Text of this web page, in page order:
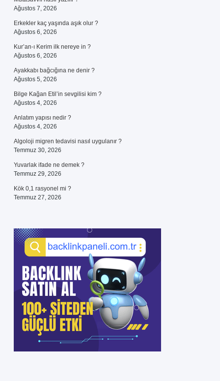
Ağustos 7, 2026
Erkekler kaç yaşında aşık olur ?
Ağustos 6, 2026
Kur’an-ı Kerim ilk nereye in ?
Ağustos 6, 2026
Ayakkabı bağcığına ne denir ?
Ağustos 5, 2026
Bilge Kağan Etil’in sevgilisi kim ?
Ağustos 4, 2026
Anlatım yapısı nedir ?
Ağustos 4, 2026
Algoloji migren tedavisi nasıl uygulanır ?
Temmuz 30, 2026
Yuvarlak ifade ne demek ?
Temmuz 29, 2026
Kök 0,1 rasyonel mi ?
Temmuz 27, 2026